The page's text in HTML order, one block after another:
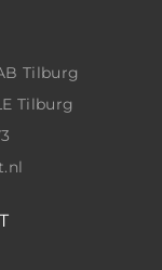
Tilburg
Tilburg